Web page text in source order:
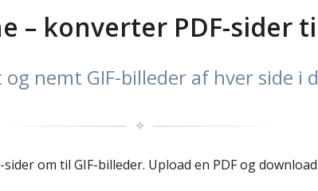
– konverter PDF-sider
nemt GIF-billeder af hver side i
✧
om til GIF-billeder. Upload en PDF og